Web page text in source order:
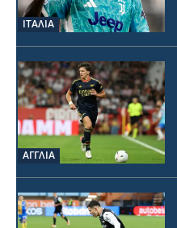
ΙΤΑΛΙΑ
ΑΓΓΛΙΑ